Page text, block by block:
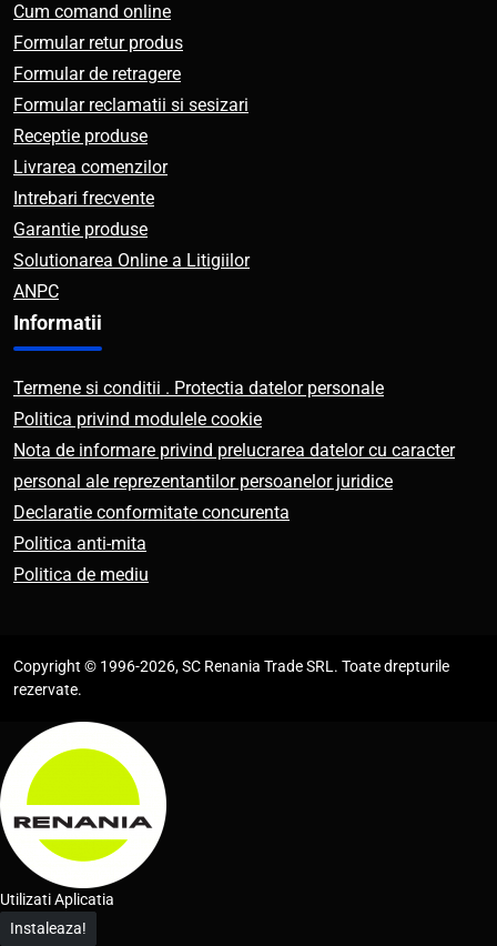
Cum comand online
Formular retur produs
Formular de retragere
Formular reclamatii si sesizari
Receptie produse
Livrarea comenzilor
Intrebari frecvente
Garantie produse
Solutionarea Online a Litigiilor
ANPC
Informatii
Termene si conditii . Protectia datelor personale
Politica privind modulele cookie
Nota de informare privind prelucrarea datelor cu caracter
personal ale reprezentantilor persoanelor juridice
Declaratie conformitate concurenta
Politica anti-mita
Politica de mediu
Copyright © 1996-2026, SC Renania Trade SRL. Toate drepturile
rezervate.
Utilizati Aplicatia
Instaleaza!